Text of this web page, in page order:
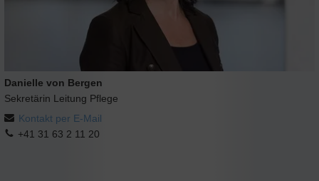
Danielle von Bergen
Sekretärin Leitung Pflege
Kontakt per E-Mail
+41 31 63 2 11 20